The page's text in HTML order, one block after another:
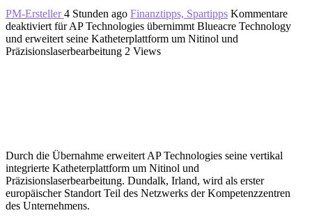
PM-Ersteller4 Stunden ago Finanztipps, Spartipps Kommentare
deaktiviert für AP Technologies übernimmt Blueacre Technology
und erweitert seine Katheterplattform um Nitinol und
Präzisionslaserbearbeitung 2 Views
Durch die Übernahme erweitert AP Technologies seine vertikal
integrierte Katheterplattform um Nitinol und
Präzisionslaserbearbeitung. Dundalk, Irland, wird als erster
europäischer Standort Teil des Netzwerks der Kompetenzzentren
des Unternehmens.